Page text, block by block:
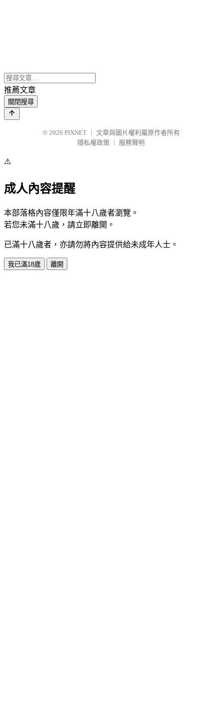
推薦文章
關閉搜尋
© 2026 PIXNET
文章與圖片權利屬原作者所有
隱私權政策
服務聲明
⚠️
成人內容提醒
本部落格內容僅限年滿十八歲者瀏覽。
若您未滿十八歲，請立即離開。
已滿十八歲者，亦請勿將內容提供給未成年人士。
我已滿18歲 離開